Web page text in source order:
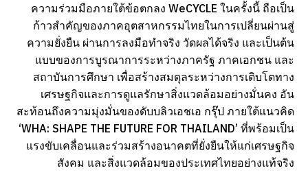
ความร่วมมือภายใต้ข้อตกลง WeCYCLE ในครั้งนี้ ถือเป็น
ก้าวสำคัญของภาคอุตสาหกรรมไทยในการเปลี่ยนผ่านสู่
ความยั่งยืน ผ่านการลงมือทำจริง วัดผลได้จริง และเป็นต้น
แบบของการบูรณาการระหว่างภาครัฐ ภาคเอกชน และ
สถาบันการศึกษา เพื่อสร้างสมดุลระหว่างการเติบโตทาง
เศรษฐกิจและการดูแลรักษาสิ่งแวดล้อมอย่างมั่นคง อัน
สะท้อนถึงความมุ่งมั่นของดับบลิวเอชเอ กรุ๊ป ภายใต้แนวคิด
‘WHA: SHAPE THE FUTURE FOR THAILAND’ ที่พร้อมเป็น
แรงขับเคลื่อนและร่วมสร้างอนาคตที่ยั่งยืนให้แก่เศรษฐกิจ
สังคม และสิ่งแวดล้อมของประเทศไทยอย่างแท้จริง